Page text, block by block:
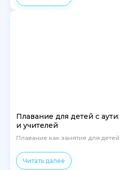
Плавание для детей с
и учителей
Плавание как занятие для
Читать далее